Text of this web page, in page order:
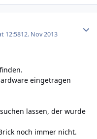
12:5812. Nov 2013
eingetragen
lassen, der wurde
noch immer nicht.